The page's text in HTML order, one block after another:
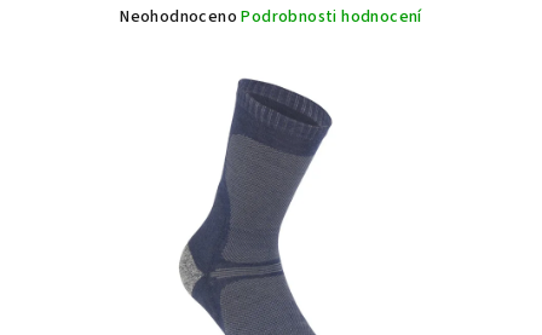
Průměrné
Neohodnoceno Podrobnosti hodnocení